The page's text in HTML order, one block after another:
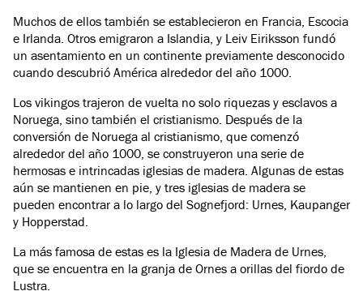
Muchos de ellos también se establecieron en Francia, Escocia
e Irlanda. Otros emigraron a Islandia, y Leiv Eiriksson fundó
un asentamiento en un continente previamente desconocido
cuando descubrió América alrededor del año 1000.
Los vikingos trajeron de vuelta no solo riquezas y esclavos a
Noruega, sino también el cristianismo. Después de la
conversión de Noruega al cristianismo, que comenzó
alrededor del año 1000, se construyeron una serie de
hermosas e intrincadas iglesias de madera. Algunas de estas
aún se mantienen en pie, y tres iglesias de madera se
pueden encontrar a lo largo del Sognefjord: Urnes, Kaupanger
y Hopperstad.
La más famosa de estas es la Iglesia de Madera de Urnes,
que se encuentra en la granja de Ornes a orillas del fiordo de
Lustra.